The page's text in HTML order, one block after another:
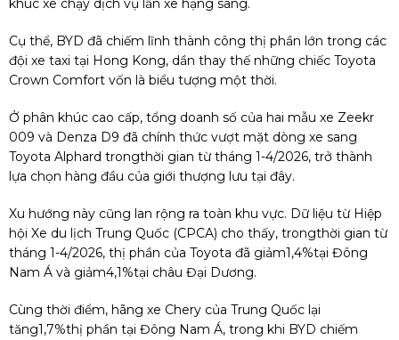
khúc xe chạy dịch vụ lẫn xe hạng sang.
Cụ thể, BYD đã chiếm lĩnh thành công thị phần lớn trong các
đội xe taxi tại Hong Kong, dần thay thế những chiếc Toyota
Crown Comfort vốn là biểu tượng một thời.
Ở phân khúc cao cấp, tổng doanh số của hai mẫu xe Zeekr
009 và Denza D9 đã chính thức vượt mặt dòng xe sang
Toyota Alphard trongthời gian từ tháng 1-4/2026, trở thành
lựa chọn hàng đầu của giới thượng lưu tại đây.
Xu hướng này cũng lan rộng ra toàn khu vực. Dữ liệu từ Hiệp
hội Xe du lịch Trung Quốc (CPCA) cho thấy, trongthời gian từ
tháng 1-4/2026, thị phần của Toyota đã giảm1,4%tại Đông
Nam Á và giảm4,1%tại châu Đại Dương.
Cùng thời điểm, hãng xe Chery của Trung Quốc lại
tăng1,7%thị phần tại Đông Nam Á, trong khi BYD chiếm